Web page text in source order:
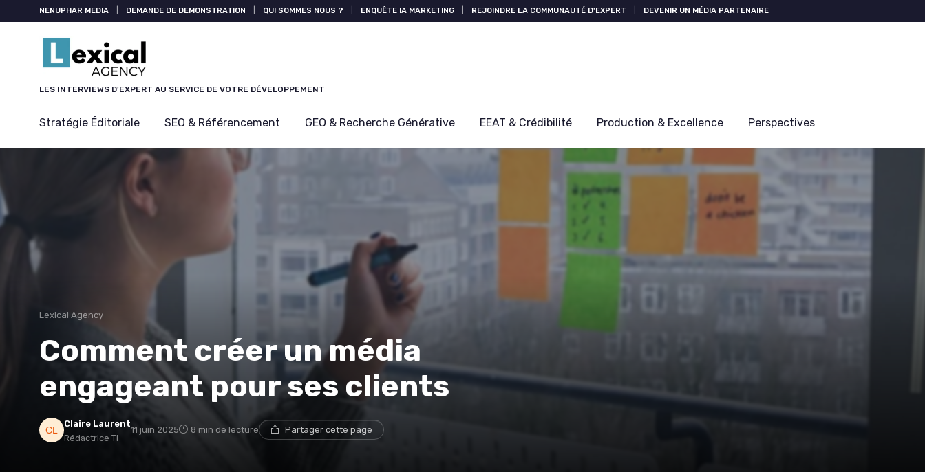
NENUPHAR MEDIA DEMANDE DE DEMONSTRATION QUI SOMMES NOUS ? ENQUÊTE IA MARKETING REJOINDRE LA COMMUNAUTÉ D'EXPERT DEVENIR UN MÉDIA PARTENAIRE
LES INTERVIEWS D'EXPERT AU SERVICE DE VOTRE DÉVELOPPEMENT
Stratégie Éditoriale SEO & Référencement GEO & Recherche Générative EEAT & Crédibilité Production & Excellence Perspectives
Lexical Agency
Comment créer un média
engageant pour ses clients
Claire Laurent
Rédactrice TI
11 juin 2025 8 min de lecture Partager cette page
Panneau de gestion des cookies